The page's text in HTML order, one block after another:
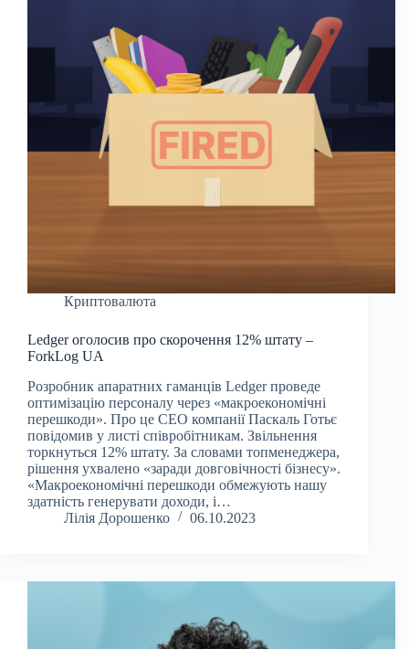
Криптовалюта
Ledger оголосив про скорочення 12% штату –
ForkLog UA
Розробник апаратних гаманців Ledger проведе
оптимізацію персоналу через «макроекономічні
перешкоди». Про це CEO компанії Паскаль Готьє
повідомив у листі співробітникам. Звільнення
торкнуться 12% штату. За словами топменеджера,
рішення ухвалено «заради довговічності бізнесу».
«Макроекономічні перешкоди обмежують нашу
здатність генерувати доходи, і…
Лілія Дорошенко
06.10.2023